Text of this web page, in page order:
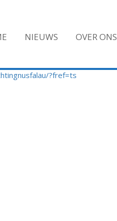
NIEUWS OVER ONS
?fref=ts